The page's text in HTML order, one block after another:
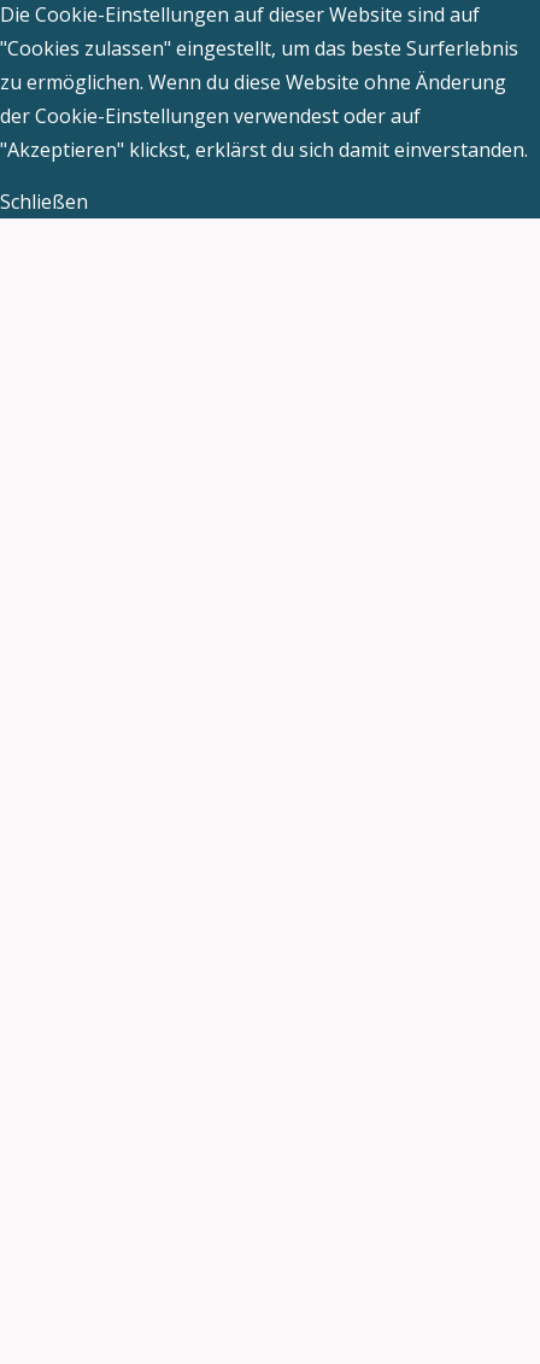
Die Cookie-Einstellungen auf dieser Website sind auf
"Cookies zulassen" eingestellt, um das beste Surferlebnis
zu ermöglichen. Wenn du diese Website ohne Änderung
der Cookie-Einstellungen verwendest oder auf
"Akzeptieren" klickst, erklärst du sich damit einverstanden.
Schließen